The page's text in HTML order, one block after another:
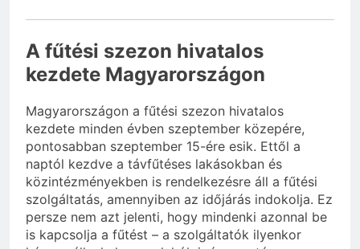
A fűtési szezon hivatalos
kezdete Magyarországon
Magyarországon a fűtési szezon hivatalos
kezdete minden évben szeptember közepére,
pontosabban szeptember 15-ére esik. Ettől a
naptól kezdve a távfűtéses lakásokban és
közintézményekben is rendelkezésre áll a fűtési
szolgáltatás, amennyiben az időjárás indokolja. Ez
persze nem azt jelenti, hogy mindenki azonnal be
is kapcsolja a fűtést – a szolgáltatók ilyenkor